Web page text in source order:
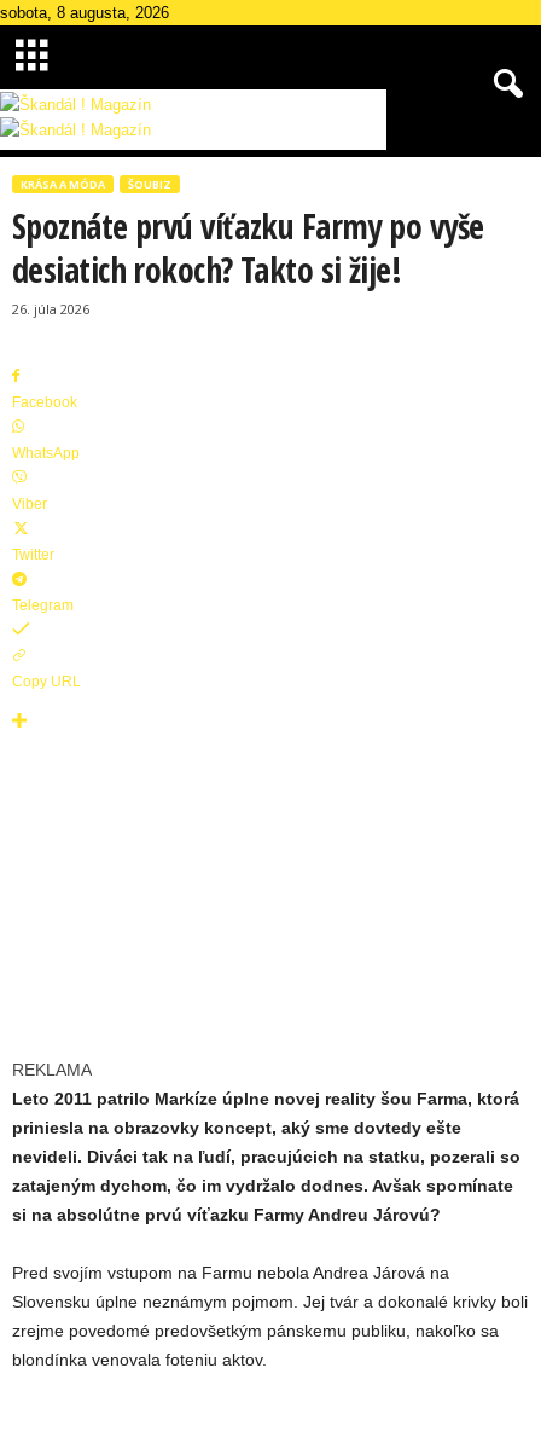
sobota, 8 augusta, 2026
Š
KRÁSA A MÓDA ŠOUBIZ
Spoznáte prvú víťazku Farmy po vyše
desiatich rokoch? Takto si žije!
26. júla 2026
Facebook
WhatsApp
Viber
Twitter
Telegram
Copy URL
REKLAMA
Leto 2011 patrilo Markíze úplne novej reality šou Farma, ktorá
priniesla na obrazovky koncept, aký sme dovtedy ešte
nevideli. Diváci tak na ľudí, pracujúcich na statku, pozerali so
zatajeným dychom, čo im vydržalo dodnes. Avšak spomínate
si na absolútne prvú víťazku Farmy Andreu Járovú?
Pred svojím vstupom na Farmu nebola Andrea Járová na
Slovensku úplne neznámym pojmom. Jej tvár a dokonalé krivky boli
zrejme povedomé predovšetkým pánskemu publiku, nakoľko sa
blondínka venovala foteniu aktov.